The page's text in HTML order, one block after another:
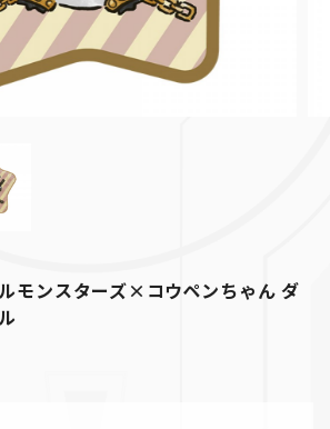
ンスターズ×コウペンちゃん ダ